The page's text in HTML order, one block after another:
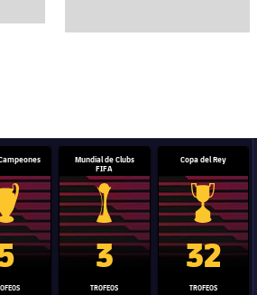
Trofeo de la Liga de Campeones
Mundial de Clubs
FIFA
Trofeo del Mundial de
3
TROFEOS
Copa del Rey
Copa del
32
TROFEOS